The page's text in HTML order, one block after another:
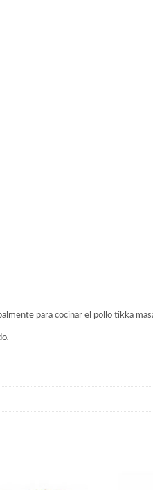
para cocinar el pollo tikka
.